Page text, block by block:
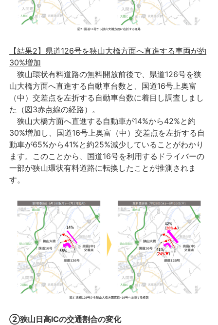
【結果2】県道126号を狭山大橋方面へ直進する車両が約
30%増加
狭山環状有料道路の無料開放前後で、県道126号を狭
山大橋方面へ直進する自動車台数と、国道16号上奥富
（中）交差点を左折する自動車台数に着目し調査しまし
た（図3赤点線の経路）。
狭山大橋方面へ直進する自動車が14%から42%と約
30%増加し、国道16号上奥富（中）交差点を左折する自
動車が65%から41%と約25%減少していることがわかり
ます。このことから、国道16号を利用するドライバーの
一部が狭山環状有料道路に転換したことが推測されま
す。
②狭山日高ICの交通割合の変化